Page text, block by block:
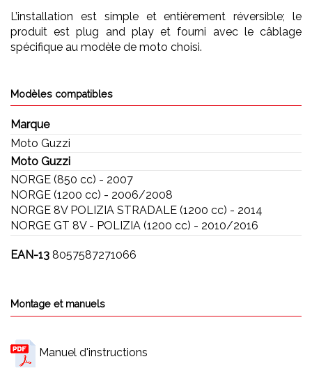
L’installation est simple et entièrement réversible; le
produit est plug and play et fourni avec le câblage
spécifique au modèle de moto choisi.
Modèles compatibles
Marque
Moto Guzzi
Moto Guzzi
NORGE (850 cc) - 2007
NORGE (1200 cc) - 2006/2008
NORGE 8V POLIZIA STRADALE (1200 cc) - 2014
NORGE GT 8V - POLIZIA (1200 cc) - 2010/2016
EAN-13 8057587271066
Montage et manuels
Manuel d'instructions